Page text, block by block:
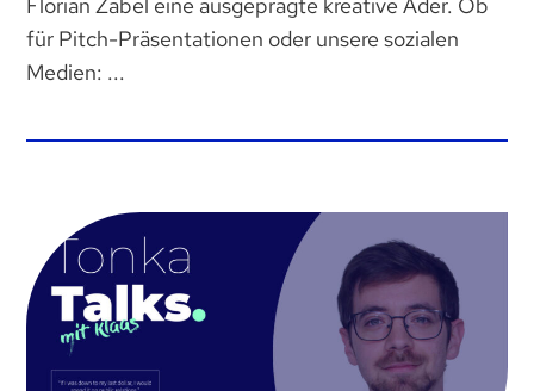
für Pitch-Präsentationen oder unsere sozialen
Medien: ...